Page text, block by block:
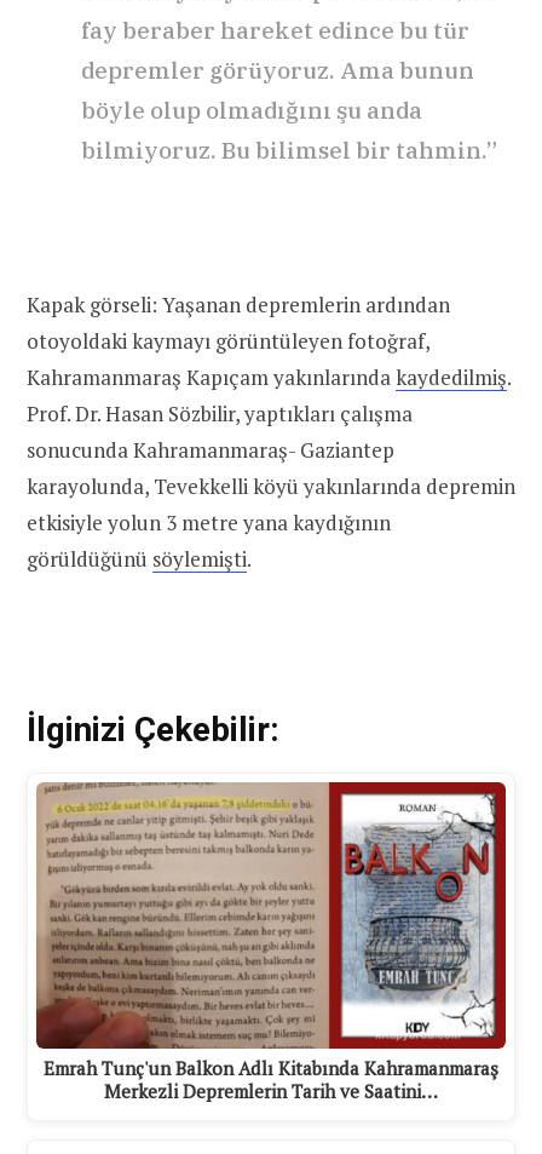
fay beraber hareket edince bu tür
depremler görüyoruz. Ama bunun
böyle olup olmadığını şu anda
bilmiyoruz. Bu bilimsel bir tahmin.”
Kapak görseli: Yaşanan depremlerin ardından
otoyoldaki kaymayı görüntüleyen fotoğraf,
Kahramanmaraş Kapıçam yakınlarındakaydedilmiş.
Prof. Dr. Hasan Sözbilir, yaptıkları çalışma
sonucunda Kahramanmaraş- Gaziantep
karayolunda, Tevekkelli köyü yakınlarında depremin
etkisiyle yolun 3 metre yana kaydığının
görüldüğünü söylemişti.
İlginizi Çekebilir:
Emrah Tunç'un Balkon Adlı Kitabında Kahramanmaraş
Merkezli Depremlerin Tarih ve Saatini…